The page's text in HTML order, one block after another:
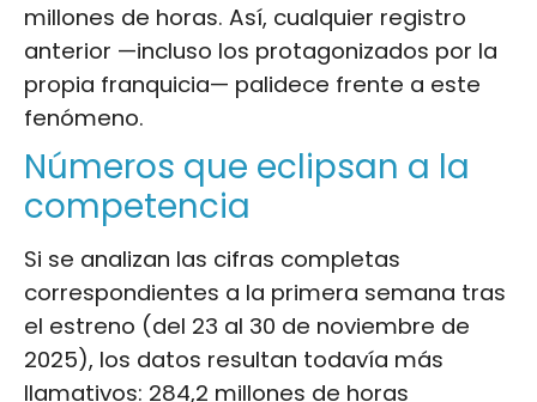
millones de horas. Así, cualquier registro
anterior —incluso los protagonizados por la
propia franquicia— palidece frente a este
fenómeno.
Números que eclipsan a la
competencia
Si se analizan las cifras completas
correspondientes a la primera semana tras
el estreno (del 23 al 30 de noviembre de
2025), los datos resultan todavía más
llamativos: 284,2 millones de horas